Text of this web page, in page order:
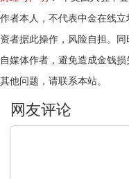
作者本人，不代表中金在线
资者据此操作，风险自担。
自媒体作者，避免造成金钱
其他问题，请联系本站。